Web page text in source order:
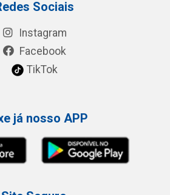
Sociais
Instagram
Facebook
TikTok
já nosso APP